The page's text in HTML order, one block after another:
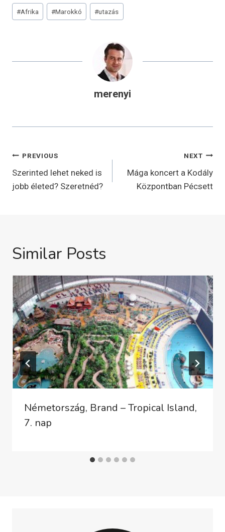
Post
Tags:
#Afrika #Marokkó #utazás
merenyi
Bejegyzés
navigáció
PREVIOUS
Szerinted lehet neked is
jobb életed? Szeretnéd?
NEXT
Mága koncert a Kodály
Központban Pécsett
Similar Posts
Németország, Brand – Tropical Island,
7. nap